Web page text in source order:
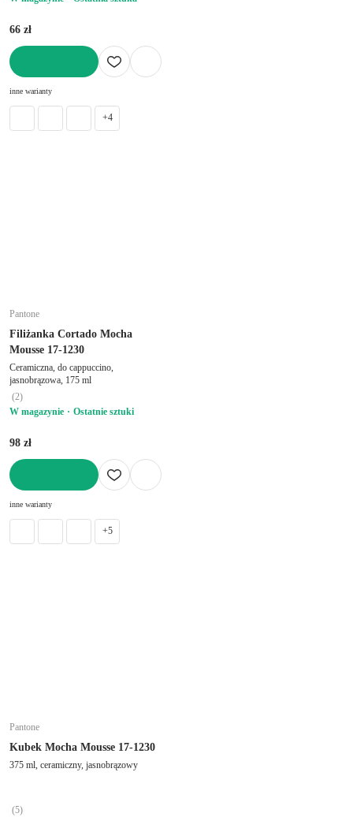
66 zł
inne warianty
+4
Pantone
Filiżanka Cortado Mocha
Mousse 17-1230
Ceramiczna, do cappuccino,
jasnobrązowa, 175 ml
(2)
W magazynie
Ostatnie sztuki
98 zł
inne warianty
+5
Pantone
Kubek Mocha Mousse 17-1230
375 ml, ceramiczny, jasnobrązowy
(5)